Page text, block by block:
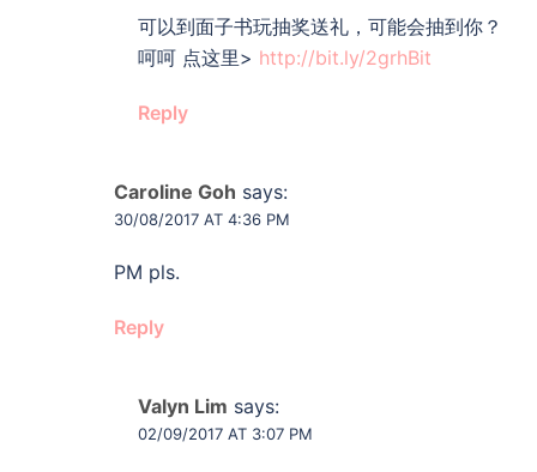
可以到面子书玩抽奖送礼，可能会抽到你？
呵呵 点这里> http://bit.ly/2grhBit
Reply
Caroline Goh says:
30/08/2017 AT 4:36 PM
PM pls.
Reply
Valyn Lim says:
02/09/2017 AT 3:07 PM